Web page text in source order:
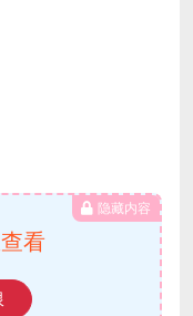
隐藏内容
看